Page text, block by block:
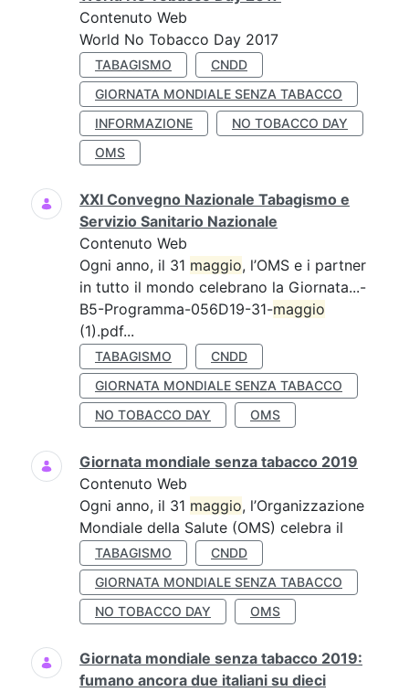
Contenuto Web
World No Tobacco Day 2017
TABAGISMO
CNDD
GIORNATA MONDIALE SENZA TABACCO
INFORMAZIONE
NO TOBACCO DAY
OMS
XXI Convegno Nazionale Tabagismo e
Servizio Sanitario Nazionale
Contenuto Web
Ogni anno, il 31 maggio, l’OMS e i partner
in tutto il mondo celebrano la Giornata...-
B5-Programma-056D19-31-maggio
(1).pdf...
TABAGISMO
CNDD
GIORNATA MONDIALE SENZA TABACCO
NO TOBACCO DAY
OMS
Giornata mondiale senza tabacco 2019
Contenuto Web
Ogni anno, il 31 maggio, l’Organizzazione
Mondiale della Salute (OMS) celebra il
TABAGISMO
CNDD
GIORNATA MONDIALE SENZA TABACCO
NO TOBACCO DAY
OMS
Giornata mondiale senza tabacco 2019:
fumano ancora due italiani su dieci